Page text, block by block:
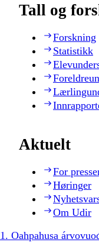
Tall og
Forskning
Statistikk
Aktuelt
For
Høringer
Om Udir
1. Oahpahusa